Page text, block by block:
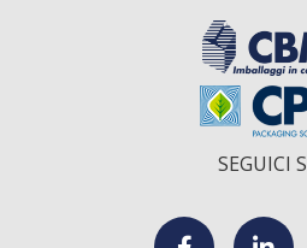
SEGUICI